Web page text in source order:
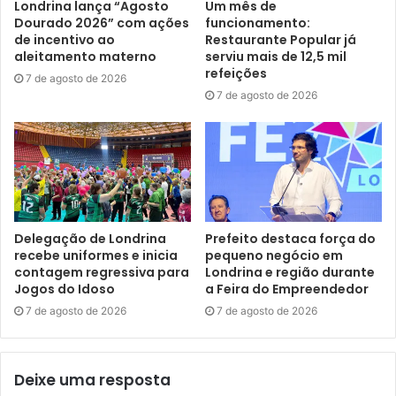
Nesta segunda-feira (13), o festival será aberto com as
atividades dos projetos sociais da 25ª edição do FKC. A
organização do evento leva às 9h, uma sessão especial
às 13h, a sessão do Projeto Kinocidadão que atende
estudantes de 06 a 15 anos. Fecha o dia do festival a
sessão das 20h, com a competitiva Londrinense de curta
exibindo “A Grande Nuvem de Magalhães”, seguida do
longa “O Coringa do Cinema”, de Sérgio Kieling, com
ingresso a R$12,00.
A realização do Festival Kinoarte é da Kinoarte – Instituto
de Cinema de Londrina, com produção da Leste e
patrocínio da Secretaria Municipal de Cultura, por meio do
com apoio da Universidade Estadual de Londrina (UEL);
Londrina lança “Agosto
Dourado 2026” com ações
de incentivo ao
aleitamento materno
7 de agosto de 2026
Um mês de
funcionamento:
Restaurante Popular já
serviu mais de 12,5 mil
refeições
7 de agosto de 2026
Delegação de Londrina
recebe uniformes e inicia
contagem regressiva para
Jogos do Idoso
7 de agosto de 2026
Prefeito destaca força do
pequeno negócio em
Londrina e região durante
a Feira do Empreendedor
7 de agosto de 2026
Deixe uma resposta